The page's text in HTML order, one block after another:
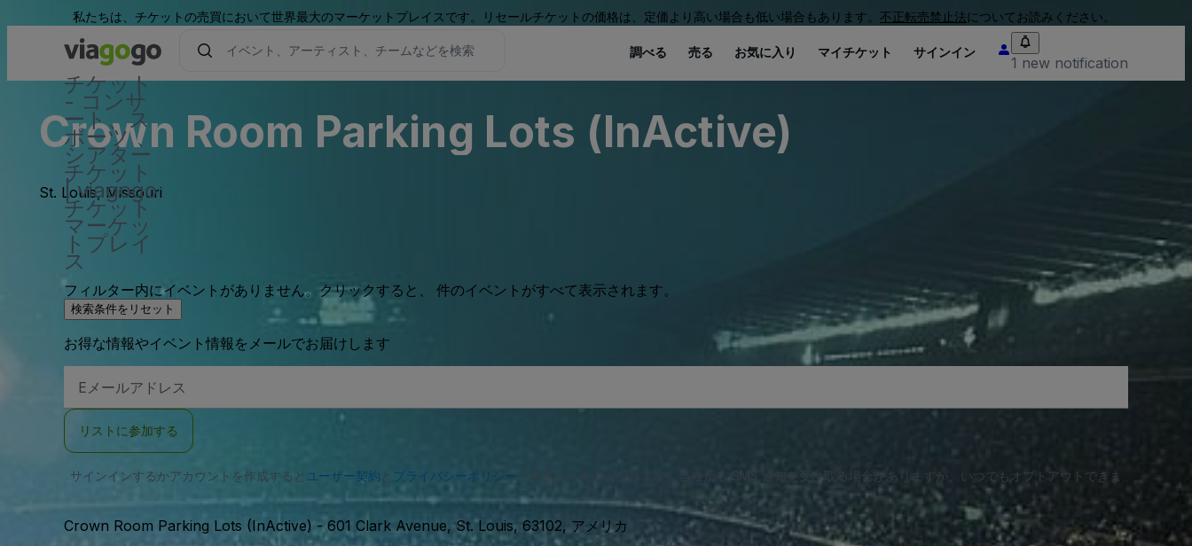
私たちは、チケットの売買において世界最大のマーケットプレイスです。リセールチケットの価格は、定価より高い場合も低い場合もあります。 不正転売禁止法についてお読みください。
チケット
- コンサ
ート、ス
ポーツ 、
シアター
チケット
| viagogo
チケット
マーケッ
トプレイ
ス
調べる 売る お気に入り マイチケット サインイン
1 new notification
Crown Room Parking Lots (InActive)
St. Louis, Missouri
フィルター内にイベントがありません。クリックすると、 件のイベントがすべて表示されます。
検索条件をリセット
お得な情報やイベント情報をメールでお届けします
メ
ア
ス
リストに参加する
サインインするかアカウントを作成すると ユーザー契約 と プライバシーポリシー に同意したものとなります。当社から SMS 通知を受け取る場合がありますが、いつでもオプトアウトできま
Crown Room Parking Lots (InActive) - 601 Clark Avenue, St. Louis, 63102, アメリカ